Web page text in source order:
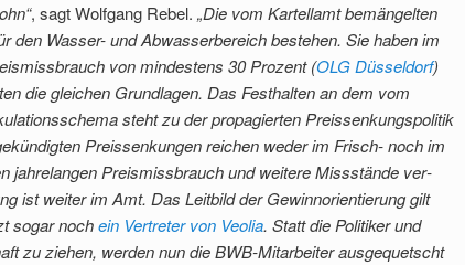
, sagt Wolfgang Rebel. „Die vom Kartellamt bemängelten
den Wasser- und Abwasserbereich bestehen. Sie haben im
von mindestens 30 Prozent (OLG Düsseldorf)
die gleichen Grund­lagen. Das Festhalten an dem vom
steht zu der propagier­ten Preissenkungspolitik
Preissenkungen reichen weder im Frisch- noch im
jahrelangen Preismissbrauch und weitere Missstände ver­
ist weiter im Amt. Das Leitbild der Gewinnorientierung gilt
sogar nochein Vertreter von Veolia. Statt die Politiker und
zu ziehen, werden nun die BWB-Mitarbeiter ausgequetscht